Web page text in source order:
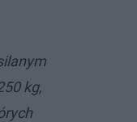
kg,